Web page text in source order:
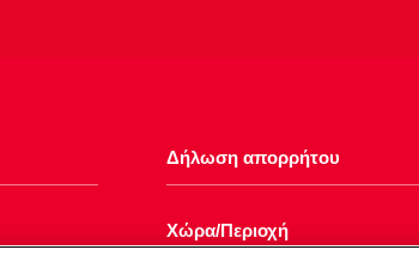
Δήλωση απορρήτου
Χώρα/Περιοχή